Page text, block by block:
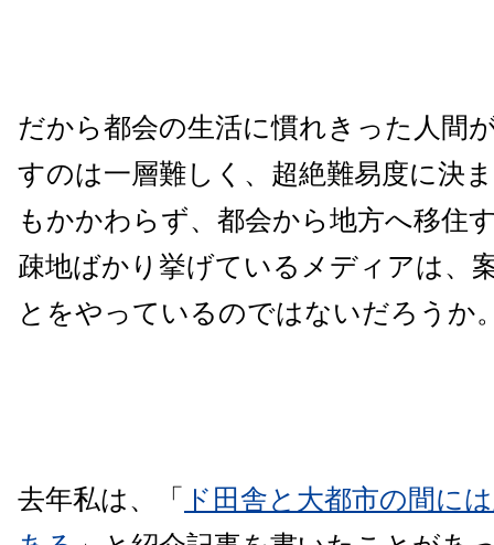
だから都会の生活に慣れきった人間
すのは一層難しく、超絶難易度に決
もかかわらず、都会から地方へ移住
疎地ばかり挙げているメディアは、
とをやっているのではないだろうか
去年私は、「
ド田舎と大都市の間に